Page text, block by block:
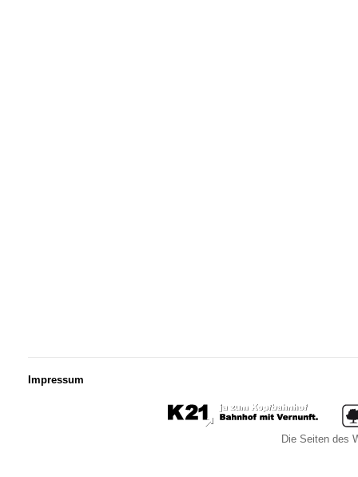
Impressum
Die Seiten des